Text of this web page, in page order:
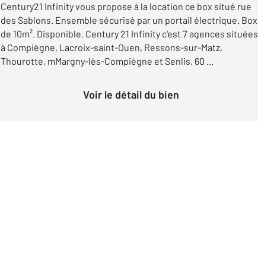
Century21 Infinity vous propose à la location ce box situé rue
des Sablons. Ensemble sécurisé par un portail électrique. Box
de 10m². Disponible. Century 21 Infinity c'est 7 agences situées
à Compiègne, Lacroix-saint-Ouen, Ressons-sur-Matz,
Thourotte, mMargny-lès-Compiègne et Senlis, 60 ...
Voir le détail du bien